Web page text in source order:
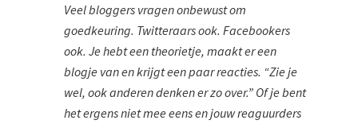
Veel bloggers vragen onbewust om
goedkeuring. Twitteraars ook. Facebookers
ook. Je hebt een theorietje, maakt er een
blogje van en krijgt een paar reacties. “Zie je
wel, ook anderen denken er zo over.” Of je bent
het ergens niet mee eens en jouw reaguurders